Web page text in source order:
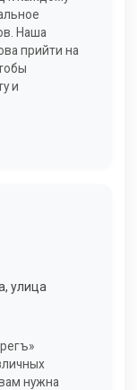
Наша
прийти на
и
улица
нужна